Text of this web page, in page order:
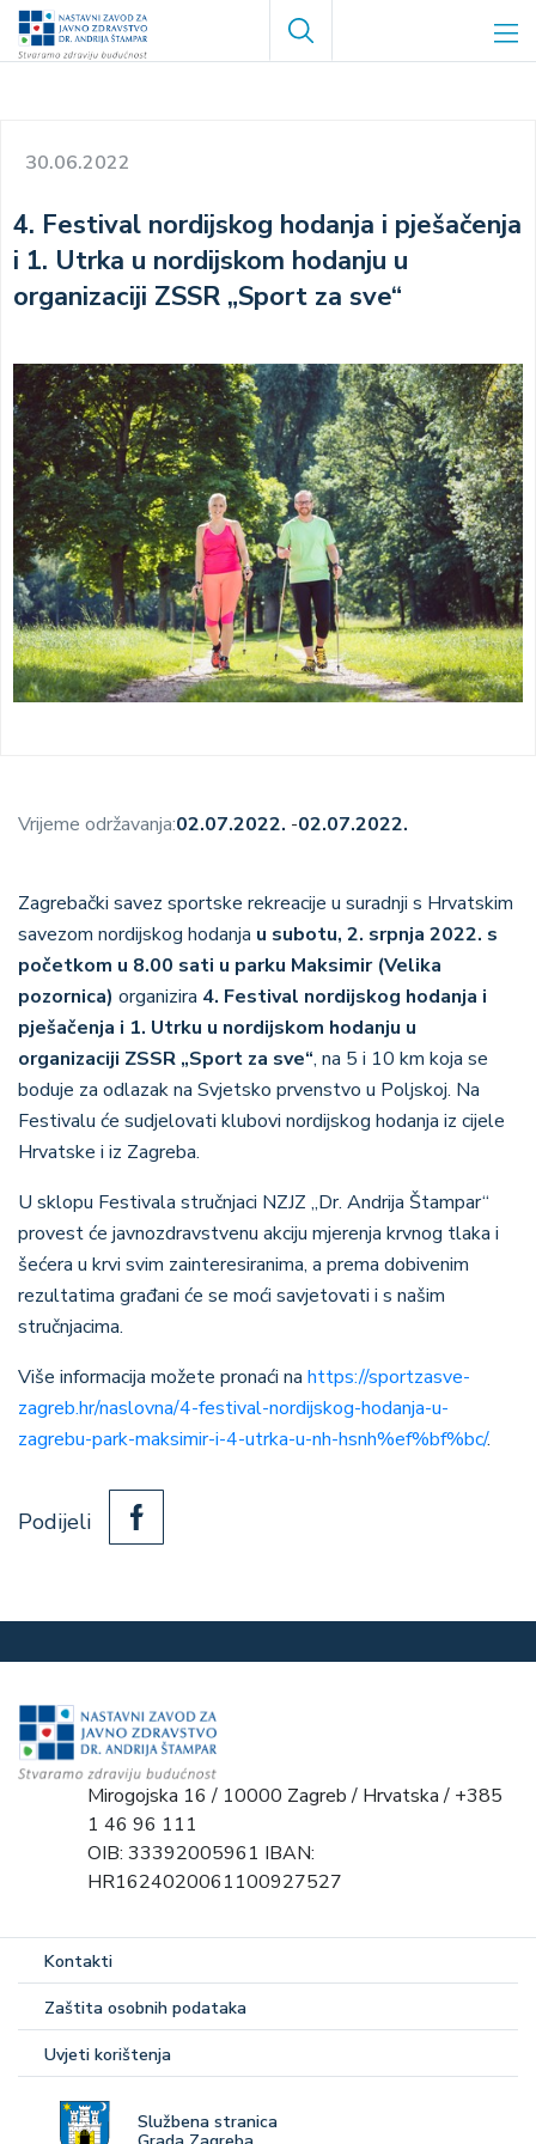
Skoči
Search
30.06.2022
4. Festival nordijskog hodanja i pješačenja
i 1. Utrka u nordijskom hodanju u
organizaciji ZSSR „Sport za sve“
Vrijeme održavanja:02.07.2022. -02.07.2022.
Zagrebački savez sportske rekreacije u suradnji s Hrvatskim
savezom nordijskog hodanja u subotu, 2. srpnja 2022. s
početkom u 8.00 sati u parku Maksimir (Velika
pozornica) organizira 4. Festival nordijskog hodanja i
pješačenja i 1. Utrku u nordijskom hodanju u
organizaciji ZSSR „Sport za sve“, na 5 i 10 km koja se
boduje za odlazak na Svjetsko prvenstvo u Poljskoj. Na
Festivalu će sudjelovati klubovi nordijskog hodanja iz cijele
Hrvatske i iz Zagreba.
U sklopu Festivala stručnjaci NZJZ „Dr. Andrija Štampar“
provest će javnozdravstvenu akciju mjerenja krvnog tlaka i
šećera u krvi svim zainteresiranima, a prema dobivenim
rezultatima građani će se moći savjetovati i s našim
stručnjacima.
Više informacija možete pronaći na https://sportzasve-
zagreb.hr/naslovna/4-festival-nordijskog-hodanja-u-
zagrebu-park-maksimir-i-4-utrka-u-nh-hsnh%ef%bf%bc/.
Podijeli
Mirogojska 16 / 10000 Zagreb / Hrvatska / +385
1 46 96 111
OIB: 33392005961 IBAN:
HR1624020061100927527
Kontakti
Zaštita osobnih podataka
Uvjeti korištenja
Službena stranica